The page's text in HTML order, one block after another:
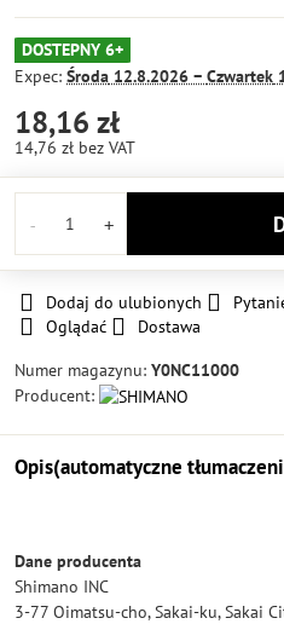
DOSTEPNY 6+
Expec: Środa 12.8.2026 − Czwartek
18,16 zł
14,76 zł bez VAT
Dodaj do ulubionych
Oglądać
Dostawa
Numer magazynu: Y0NC11000
Producent:
Opis(automatyczne
Dane producenta
Shimano INC
3-77 Oimatsu-cho, Sakai-ku, Sakai